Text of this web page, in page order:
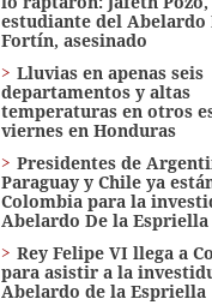
estudiante del Abelardo
Fortín, asesinado
Lluvias en apenas seis
departamentos y altas
temperaturas en otros
viernes en Honduras
Presidentes de
Paraguay y Chile ya
Colombia para la
Abelardo De la Espriella
Rey Felipe VI llega a
para asistir a la
Abelardo de la Espriella